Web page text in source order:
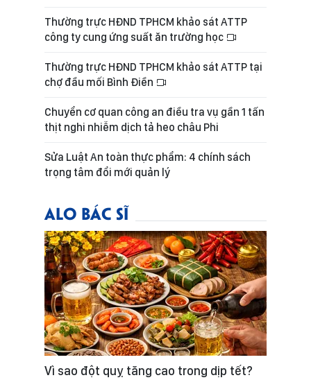
Thường trực HĐND TPHCM khảo sát ATTP
công ty cung ứng suất ăn trường học
Thường trực HĐND TPHCM khảo sát ATTP tại
chợ đầu mối Bình Điền
Chuyển cơ quan công an điều tra vụ gần 1 tấn
thịt nghi nhiễm dịch tả heo châu Phi
Sửa Luật An toàn thực phẩm: 4 chính sách
trọng tâm đổi mới quản lý
ALO BÁC SĨ
Vì sao đột quỵ tăng cao trong dịp tết?